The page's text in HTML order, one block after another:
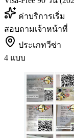
ค่าบริการเริ่ม
สอบถามเจ้าหน้าที่
ประเภทวีซ่า
4 แบบ